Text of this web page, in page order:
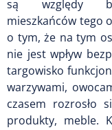
są względy
mieszkańców tego
o tym, że na tym
nie jest wpływ
targowisko
warzywami,
czasem rozrosło
produkty, meble.